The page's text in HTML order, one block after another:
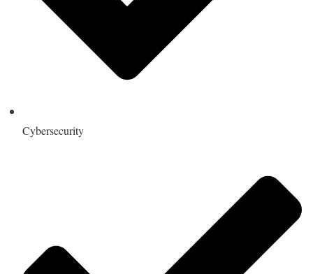
Cybersecurity